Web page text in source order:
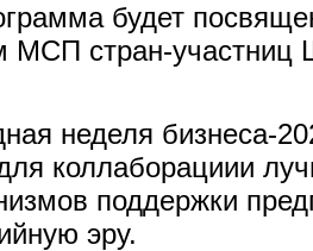
будет
МСП стран-
неделя бизнеса-
коллаборациии
поддержки
эру.